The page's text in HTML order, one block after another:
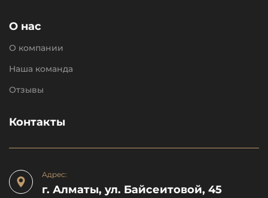
О нас
О компании
Наша команда
Отзывы
Контакты
Адрес:
г. Алматы, ул. Байсеитовой, 45